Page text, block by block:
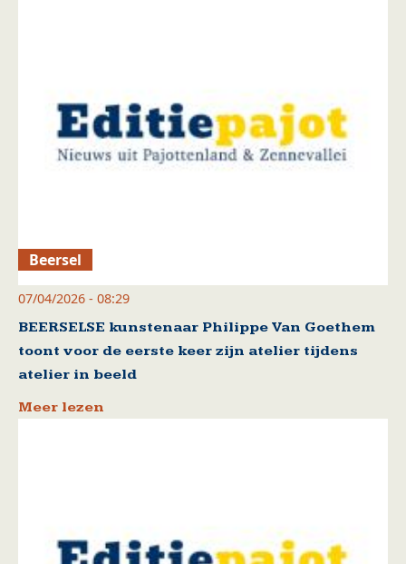
Beersel
07/04/2026 - 08:29
BEERSELSE kunstenaar Philippe Van Goethem
toont voor de eerste keer zijn atelier tijdens
atelier in beeld
Meer lezen